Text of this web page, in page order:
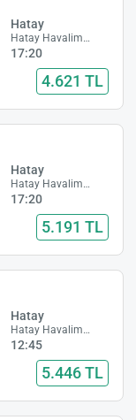
Hatay
Hatay Havalimanı
17:20
4.621 TL
Hatay
Hatay Havalimanı
17:20
5.191 TL
Hatay
Hatay Havalimanı
12:45
5.446 TL